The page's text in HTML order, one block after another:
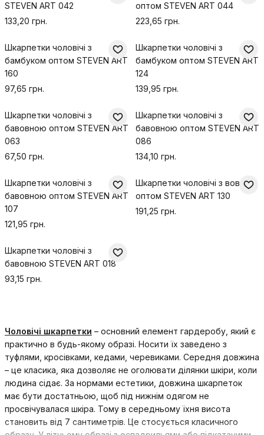
STEVEN ART 042
133,20 грн.
оптом STEVEN ART 044
223,65 грн.
Шкарпетки чоловічі з
бамбуком оптом STEVEN ART
160
97,65 грн.
Шкарпетки чоловічі з
бамбуком оптом STEVEN ART
124
139,95 грн.
Шкарпетки чоловічі з
бавовною оптом STEVEN ART
063
67,50 грн.
Шкарпетки чоловічі з
бавовною оптом STEVEN ART
086
134,10 грн.
Шкарпетки чоловічі з
бавовною оптом STEVEN ART
107
121,95 грн.
Шкарпетки чоловічі з вовною
оптом STEVEN ART 130
191,25 грн.
Шкарпетки чоловічі з
бавовною STEVEN ART 018
93,15 грн.
Чоловічі шкарпетки – основний елемент гардеробу, який є
практично в будь-якому образі. Носити їх заведено з
туфлями, кросівками, кедами, черевиками. Середня довжина
– це класика, яка дозволяє не оголювати ділянки шкіри, коли
людина сідає. За нормами естетики, довжина шкарпеток
має бути достатньою, щоб під нижнім одягом не
просвічувалася шкіра. Тому в середньому їхня висота
становить від 7 сантиметрів. Це стосується класичного